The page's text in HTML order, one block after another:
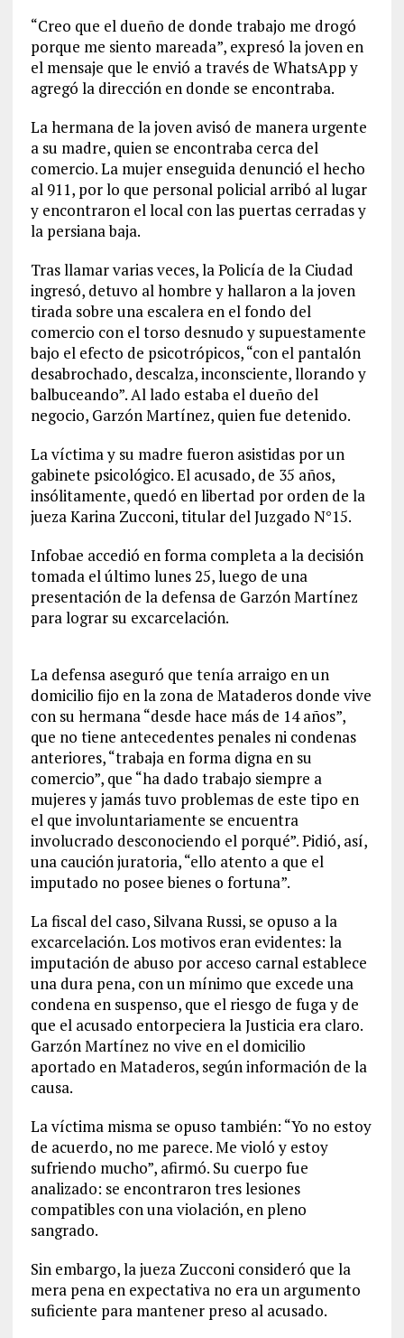
“Creo que el dueño de donde trabajo me drogó
porque me siento mareada”, expresó la joven en
el mensaje que le envió a través de WhatsApp y
agregó la dirección en donde se encontraba.
La hermana de la joven avisó de manera urgente
a su madre, quien se encontraba cerca del
comercio. La mujer enseguida denunció el hecho
al 911, por lo que personal policial arribó al lugar
y encontraron el local con las puertas cerradas y
la persiana baja.
Tras llamar varias veces, la Policía de la Ciudad
ingresó, detuvo al hombre y hallaron a la joven
tirada sobre una escalera en el fondo del
comercio con el torso desnudo y supuestamente
bajo el efecto de psicotrópicos, “con el pantalón
desabrochado, descalza, inconsciente, llorando y
balbuceando”. Al lado estaba el dueño del
negocio, Garzón Martínez, quien fue detenido.
La víctima y su madre fueron asistidas por un
gabinete psicológico. El acusado, de 35 años,
insólitamente, quedó en libertad por orden de la
jueza Karina Zucconi, titular del Juzgado N°15.
Infobae accedió en forma completa a la decisión
tomada el último lunes 25, luego de una
presentación de la defensa de Garzón Martínez
para lograr su excarcelación.
La defensa aseguró que tenía arraigo en un
domicilio fijo en la zona de Mataderos donde vive
con su hermana “desde hace más de 14 años”,
que no tiene antecedentes penales ni condenas
anteriores, “trabaja en forma digna en su
comercio”, que “ha dado trabajo siempre a
mujeres y jamás tuvo problemas de este tipo en
el que involuntariamente se encuentra
involucrado desconociendo el porqué”. Pidió, así,
una caución juratoria, “ello atento a que el
imputado no posee bienes o fortuna”.
La fiscal del caso, Silvana Russi, se opuso a la
excarcelación. Los motivos eran evidentes: la
imputación de abuso por acceso carnal establece
una dura pena, con un mínimo que excede una
condena en suspenso, que el riesgo de fuga y de
que el acusado entorpeciera la Justicia era claro.
Garzón Martínez no vive en el domicilio
aportado en Mataderos, según información de la
causa.
La víctima misma se opuso también: “Yo no estoy
de acuerdo, no me parece. Me violó y estoy
sufriendo mucho”, afirmó. Su cuerpo fue
analizado: se encontraron tres lesiones
compatibles con una violación, en pleno
sangrado.
Sin embargo, la jueza Zucconi consideró que la
mera pena en expectativa no era un argumento
suficiente para mantener preso al acusado.